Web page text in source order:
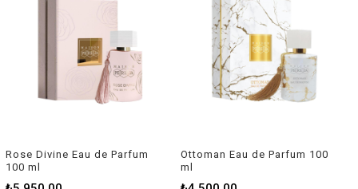
Rose Divine Eau de Parfum
100 ml
Ottoman Eau de Parfum 100
ml